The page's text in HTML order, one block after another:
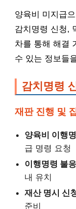
양육비 미지급
감치명령 신청,
차를 통해 해결
수 있는 정보들
감치명령
재판 진행 및
양육비 이행
급 명령 요청
이행명령 불
내 유치
재산 명시 신
준비